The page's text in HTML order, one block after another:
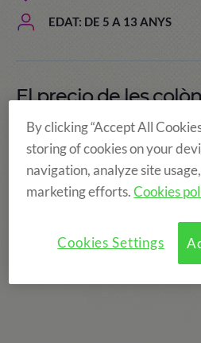
EDAT: DE 5 A 13 ANYS
El precio de les
By clicking “Accept All
storing of cookies on your
navigation, analyze site
marketing efforts.Cookies
Cookies Settings